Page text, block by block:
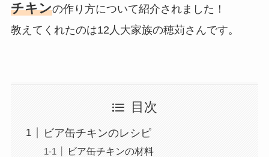
チキンの作り方について紹介されました！
教えてくれたのは12人大家族の穂苅さんです。
目次
ビア缶チキンのレシピ
ビア缶チキンの材料